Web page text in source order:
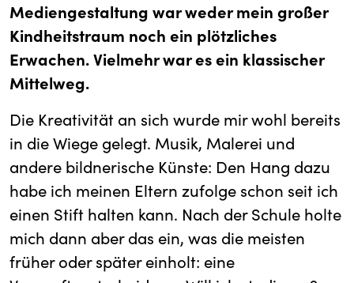
Mediengestaltung war weder mein großer
Kindheitstraum noch ein plötzliches
Erwachen. Vielmehr war es ein klassischer
Mittelweg.
Die Kreativität an sich wurde mir wohl bereits
in die Wiege gelegt. Musik, Malerei und
andere bildnerische Künste: Den Hang dazu
habe ich meinen Eltern zufolge schon seit ich
einen Stift halten kann. Nach der Schule holte
mich dann aber das ein, was die meisten
früher oder später einholt: eine